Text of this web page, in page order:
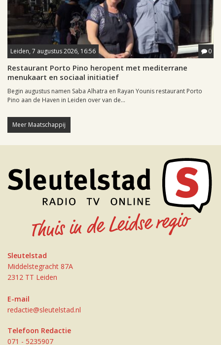
Leiden, 7 augustus 2026, 16:56 0
Restaurant Porto Pino heropent met mediterrane
menukaart en sociaal initiatief
Begin augustus namen Saba Alhatra en Rayan Younis restaurant Porto
Pino aan de Haven in Leiden over van de...
Meer Maatschappij
Sleutelstad
Middelstegracht 87A
2312 TT Leiden
E-mail
redactie@sleutelstad.nl
Telefoon Redactie
071 - 5235907